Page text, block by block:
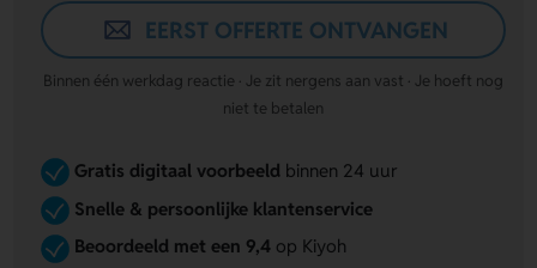
EERST OFFERTE ONTVANGEN
Binnen één werkdag reactie · Je zit nergens aan vast · Je hoeft nog
niet te betalen
Gratis digitaal voorbeeld binnen 24 uur
Snelle & persoonlijke klantenservice
Beoordeeld met een 9,4op Kiyoh